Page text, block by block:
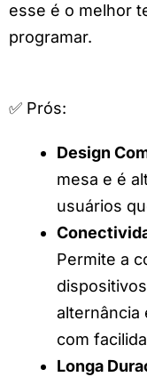
esse é o melhor
programar.
✅ Prós:
Design
mesa e é
usuários
Permite a
alternância
com
Longa